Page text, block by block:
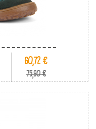
60,72 €
75,90 €